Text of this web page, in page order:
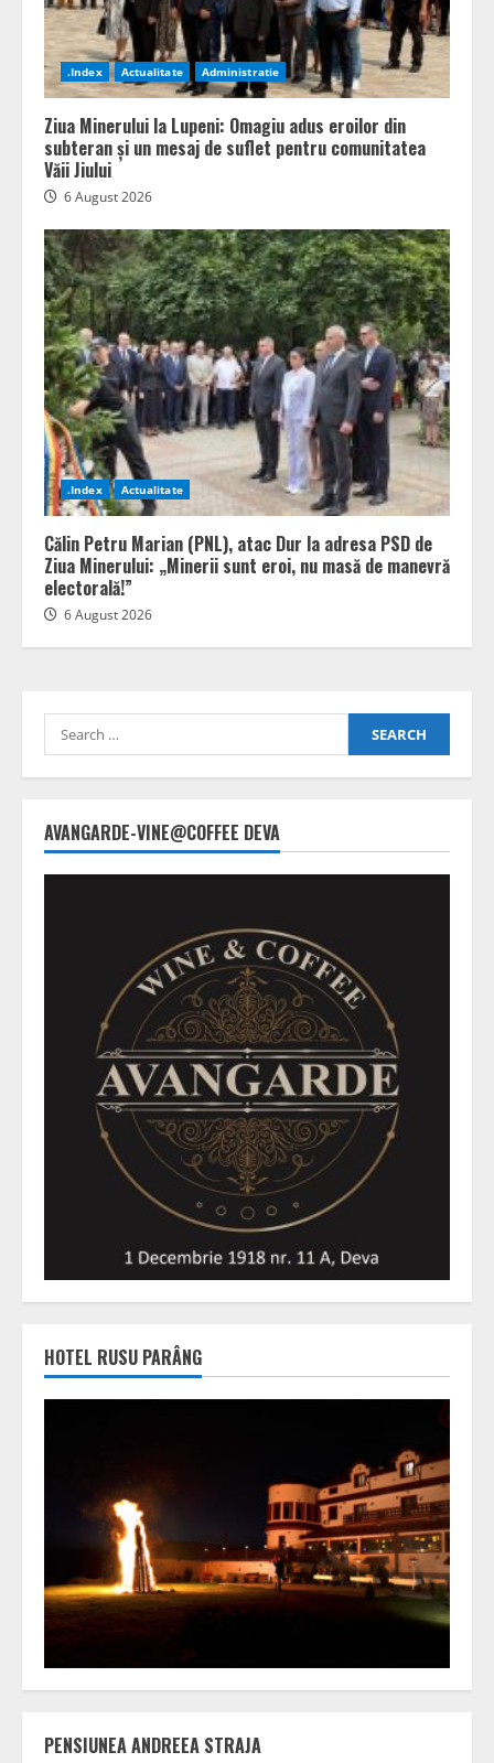
.Index Actualitate Administratie
Ziua Minerului la Lupeni: Omagiu adus eroilor din
subteran și un mesaj de suflet pentru comunitatea
Văii Jiului
6 August 2026
.Index Actualitate
Călin Petru Marian (PNL), atac Dur la adresa PSD de
Ziua Minerului: „Minerii sunt eroi, nu masă de manevră
electorală!”
6 August 2026
Search
for:
AVANGARDE-VINE@COFFEE DEVA
HOTEL RUSU PARÂNG
PENSIUNEA ANDREEA STRAJA